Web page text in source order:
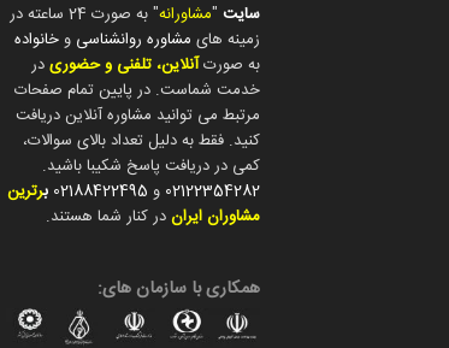
سایت "مشاورانه
" به صورت 24 ساعته در
زمینه های مشاوره روانشناسی و خانواده
به صورتآنلاین، تلفنی و حضوریدر
خدمت شماست. در پایین تمام صفحات
مرتبط می توانید مشاوره آنلاین دریافت
کنید. فقط به دلیل تعداد بالای سوالات،
کمی در دریافت پاسخ شکیبا باشید.
02122354282 و 02188422495 برترین
مشاوران ایراندر کنار شما هستند.
همکاری با سازمان های: